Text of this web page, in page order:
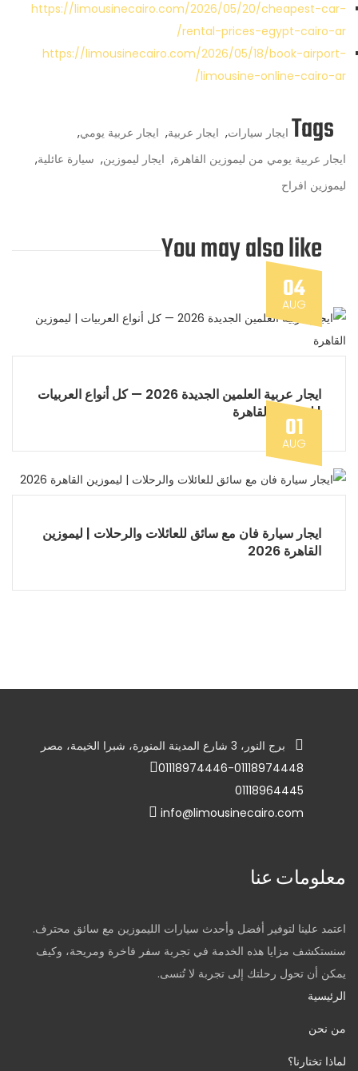
https://limousinecairo.com/2026/05/20/cheapest-car-
rental-prices-egypt-cairo-ar/
https://limousinecairo.com/2026/05/18/book-airport-
limousine-online-cairo-ar/
Tags ايجار سيارات, ايجار عربية, ايجار عربية يومي,
ايجار عربية يومي من ليموزين القاهرة, ايجار ليموزين, سيارة عائلية,
ليموزين افراح
You may also like
04
AUG
ايجار عربية العلمين الجديدة 2026 — كل أنواع العربيات
| ليموزين القاهرة
01
AUG
ايجار سيارة فان مع سائق للعائلات والرحلات | ليموزين
القاهرة 2026
برج النور، 3 شارع المدينة المنورة، شبرا الخيمة، مصر
01118974446-01118974448
01118964445
info@limousinecairo.com
معلومات عنا
اعتمد علينا لتوفير أفضل وأحدث سيارات الليموزين مع سائق محترف.
سنستكشف مزايا هذه الخدمة في تجربة سفر فاخرة ومريحة، وكيف
يمكن أن تحول رحلتك إلى تجربة لا تُنسى.
الرئيسية
من نحن
لماذا تختارنا؟